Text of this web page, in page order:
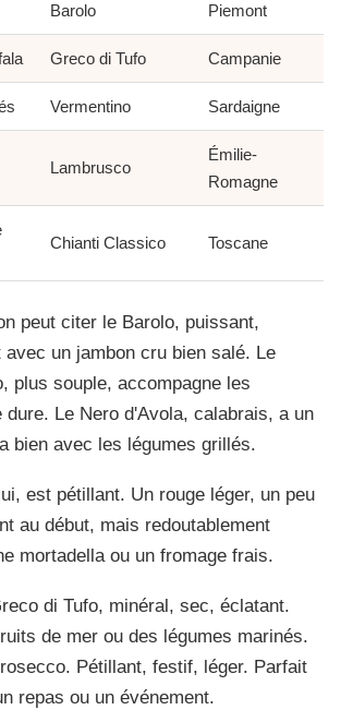
Barolo Piemont
Greco di Tufo Campanie
Vermentino Sardaigne
Lambrusco
Émilie-
Romagne
Chianti Classico Toscane
peut citer le Barolo, puissant,
avec un jambon cru bien salé. Le
plus souple, accompagne les
dure. Le Nero d'Avola, calabrais, a un
bien avec les légumes grillés.
est pétillant. Un rouge léger, un peu
au début, mais redoutablement
mortadella ou un fromage frais.
di Tufo, minéral, sec, éclatant.
de mer ou des légumes marinés.
Pétillant, festif, léger. Parfait
repas ou un événement.